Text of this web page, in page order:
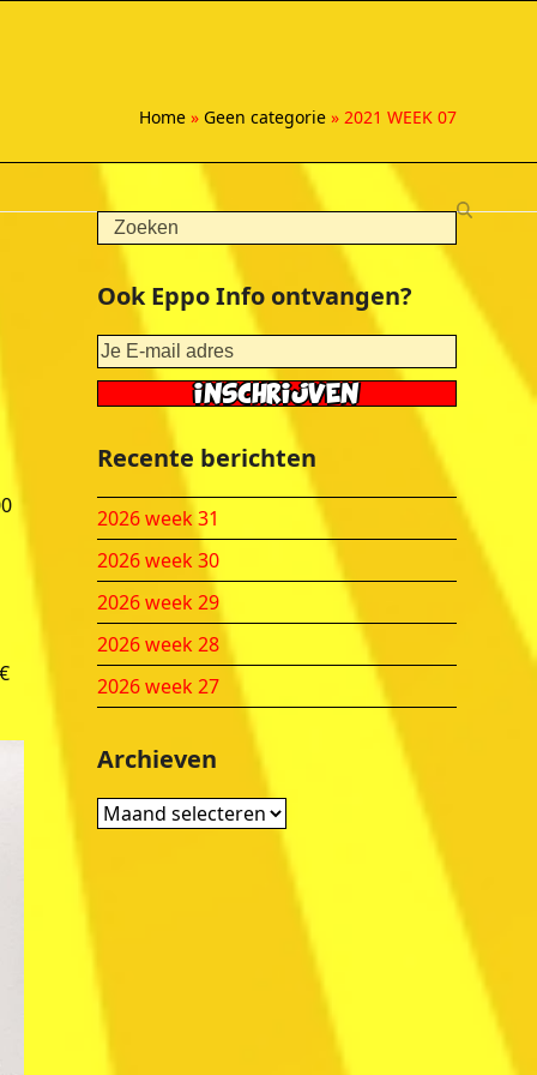
Home» Geen categorie» 2021 WEEK 07
Search
Ook Eppo Info ontvangen?
Recente berichten
2026 week 31
2026 week 30
2026 week 29
2026 week 28
2026 week 27
Archieven
Archieven